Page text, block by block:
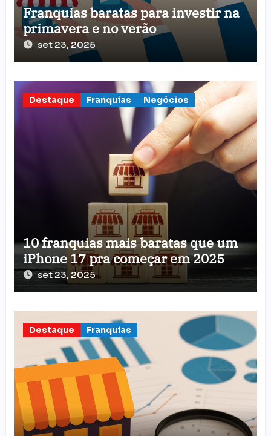
Franquias baratas para investir na
primavera e no verão
set 23, 2025
Destaque Franquias Negócios
10 franquias mais baratas que um
iPhone 17 pra começar em 2025
set 23, 2025
Destaque Franquias